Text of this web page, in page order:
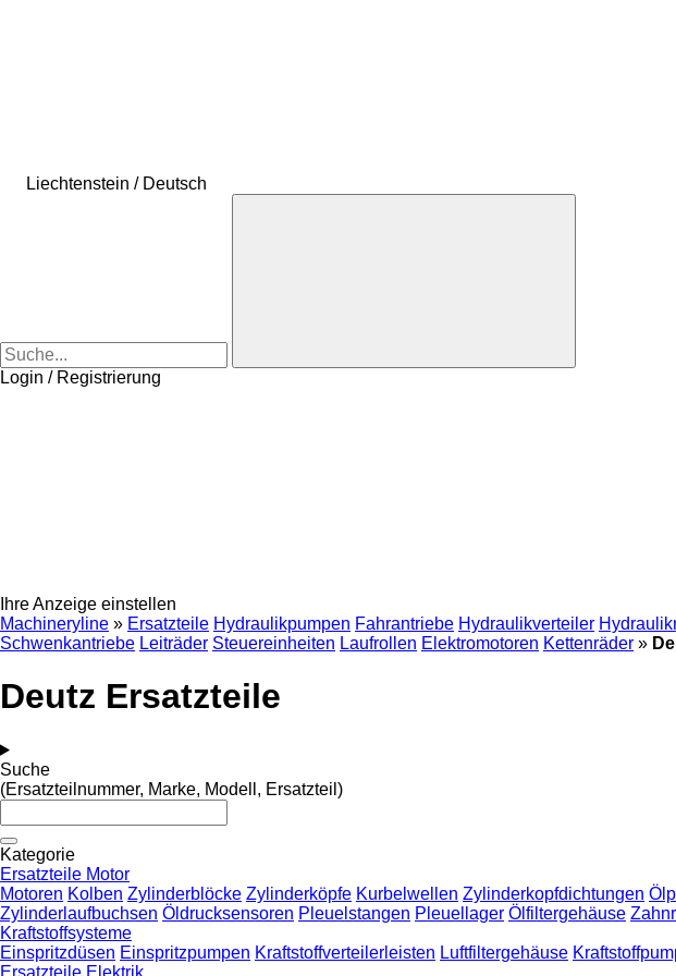
Liechtenstein / Deutsch
Login / Registrierung
Ihre Anzeige einstellen
Machineryline » Ersatzteile Hydraulikpumpen Fahrantriebe Hydraulikverteiler
Schwenkantriebe Leiträder Steuereinheiten Laufrollen Elektromotoren Kettenräder »
Deutz Ersatzteile
Suche
(Ersatzteilnummer, Marke, Modell, Ersatzteil)
Kategorie
Ersatzteile Motor
Motoren Kolben Zylinderblöcke Zylinderköpfe Kurbelwellen Zylinderkopfdichtungen
Zylinderlaufbuchsen Öldrucksensoren Pleuelstangen Pleuellager Ölfiltergehäuse
Kraftstoffsysteme
Einspritzdüsen Einspritzpumpen Kraftstoffverteilerleisten Luftfiltergehäuse
Ersatzteile Elektrik